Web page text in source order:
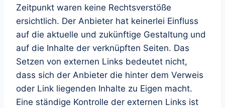
Zeitpunkt waren keine Rechtsverstöße
ersichtlich. Der Anbieter hat keinerlei Einfluss
auf die aktuelle und zukünftige Gestaltung und
auf die Inhalte der verknüpften Seiten. Das
Setzen von externen Links bedeutet nicht,
dass sich der Anbieter die hinter dem Verweis
oder Link liegenden Inhalte zu Eigen macht.
Eine ständige Kontrolle der externen Links ist